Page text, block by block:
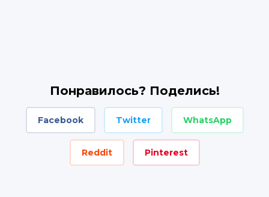
Понравилось? Поделись!
Facebook Twitter WhatsApp
Reddit Pinterest